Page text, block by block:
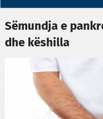
Sëmundja e
dhe këshilla